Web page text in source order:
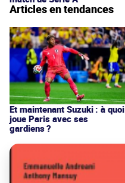
Articles en tendances
Et maintenant Suzuki : à quoi
joue Paris avec ses
gardiens ?